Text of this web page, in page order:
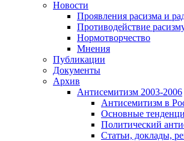
Новости
Проявления расизма и
Противодействие
Нормотворчество
Мнения
Публикации
Документы
Архив
Антисемитизм 2003-2006
Антисемитизм в
Основные
Политический
Статьи, доклады,